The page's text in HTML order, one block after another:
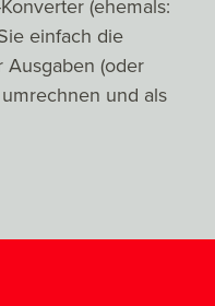
(ehemals:
einfach die
(oder
und als